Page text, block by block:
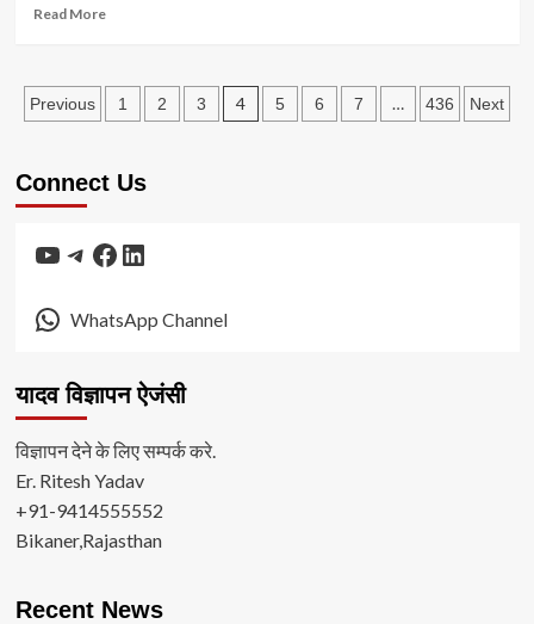
क्या-
सकता
बढ़ा
का
Read MoreRead
बॉर्डर
खाजूवाला
कार्रवाई
से
10
11
और
कारतूस
जब्त,
एक
गिरफ्तार।
पढ़े
खबर…
Posts
Previous 1 2 3 4 5 6 7 … 436 Next
Connect Us
YouTube
Telegram
Facebook
LinkedIn
WhatsApp Channel
यादव विज्ञापन ऐजंसी
विज्ञापन देने के लिए सम्पर्क करे.
Er. Ritesh Yadav
+91-9414555552
Bikaner,Rajasthan
Recent News